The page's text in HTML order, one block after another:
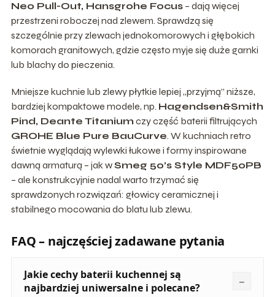
Neo Pull-Out, Hansgrohe Focus– dają więcej
przestrzeni roboczej nad zlewem. Sprawdzą się
szczególnie przy zlewach jednokomorowych i głębokich
komorach granitowych, gdzie często myje się duże garnki
lub blachy do pieczenia.
Mniejsze kuchnie lub zlewy płytkie lepiej „przyjmą” niższe,
bardziej kompaktowe modele, np. Hagendsen&Smith
Pind, Deante Titanium czy część baterii filtrujących
GROHE Blue Pure BauCurve. W kuchniach retro
świetnie wyglądają wylewki łukowe i formy inspirowane
dawną armaturą – jak wSmeg 50’s Style MDF50PB
– ale konstrukcyjnie nadal warto trzymać się
sprawdzonych rozwiązań: głowicy ceramicznej i
stabilnego mocowania do blatu lub zlewu.
FAQ – najczęściej zadawane pytania
Jakie cechy baterii kuchennej są
najbardziej uniwersalne i polecane?